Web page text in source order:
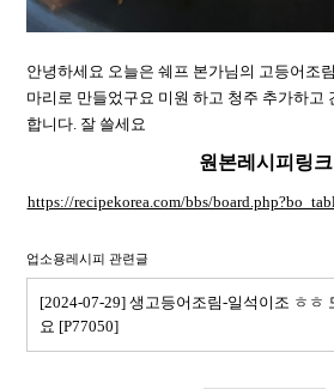
안녕하세요 오늘은 쉐프 본가님의 고등어조
마리로 만들었구요 미원 하고 청주 추가하고
합니다. 잘 쓸세요
원본레시피링크
https://recipekorea.com/bbs/
업소용레시피 관련글
[2024-07-29] 생고등어조림-일석이조 ㅎㅎ
요 [P77050]